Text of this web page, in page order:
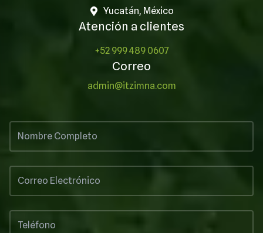
Yucatán, México
Atención a clientes
+52 999 489 0607
Correo
admin@itzimna.com